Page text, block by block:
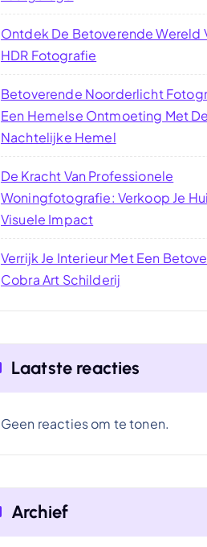
Ontdek De Betoverende Wereld
HDR Fotografie
Betoverende Noorderlicht
Een Hemelse Ontmoeting Met De
Nachtelijke Hemel
De Kracht Van Professionele
Woningfotografie: Verkoop Je
Visuele Impact
Verrijk Je Interieur Met Een
Cobra Art Schilderij
Laatste reacties
Geen reacties om te tonen.
Archief